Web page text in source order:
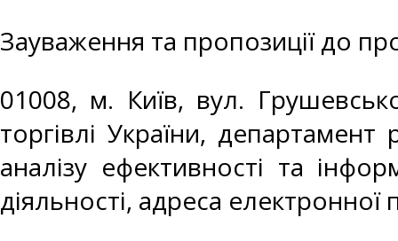
Зауваження та пропозиції до
01008, м. Київ, вул.
торгівлі України, департамент
аналізу ефективності та
діяльності, адреса